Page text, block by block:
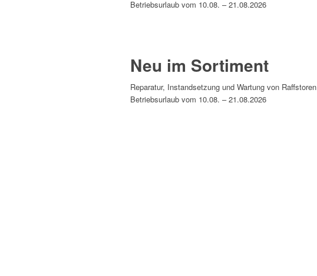
Betriebsurlaub vom 10.08. – 21.08.2026
Neu im Sortiment
Reparatur, Instandsetzung und Wartung von Raffstoren
Betriebsurlaub vom 10.08. – 21.08.2026